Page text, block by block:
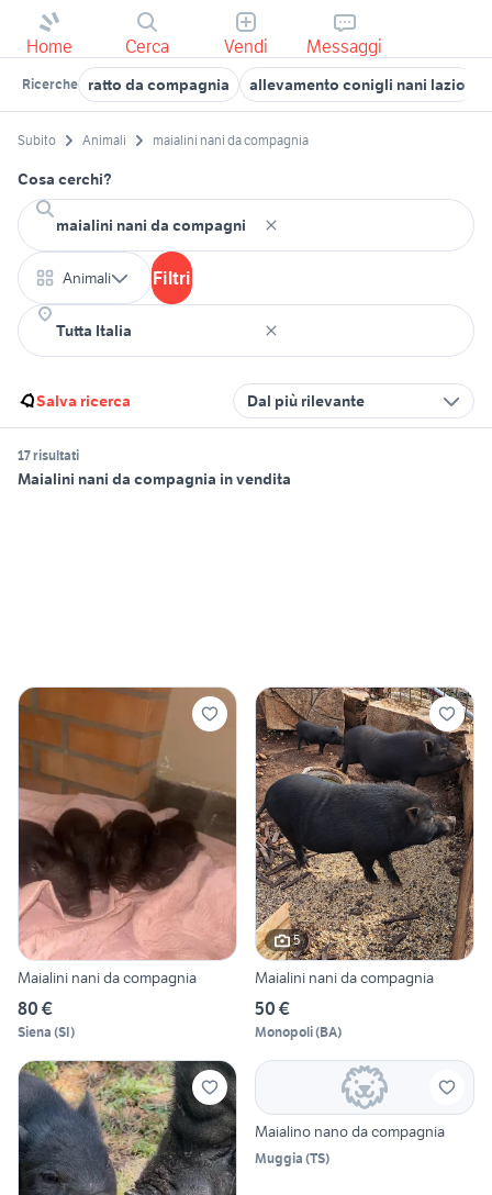
Home Cerca Vendi Messaggi
Ricerche ratto da compagnia allevamento conigli nani lazio
Subito Animali maialini nani da compagnia
Cosa cerchi?
Animali Filtri
Salva ricerca Dal più rilevante
17 risultati
Maialini nani da compagnia in vendita
Maialini nani da compagnia
80 €
Siena (SI)
5
Maialini nani da compagnia
50 €
Monopoli(BA)
Maialino nano da compagnia
Muggia (TS)